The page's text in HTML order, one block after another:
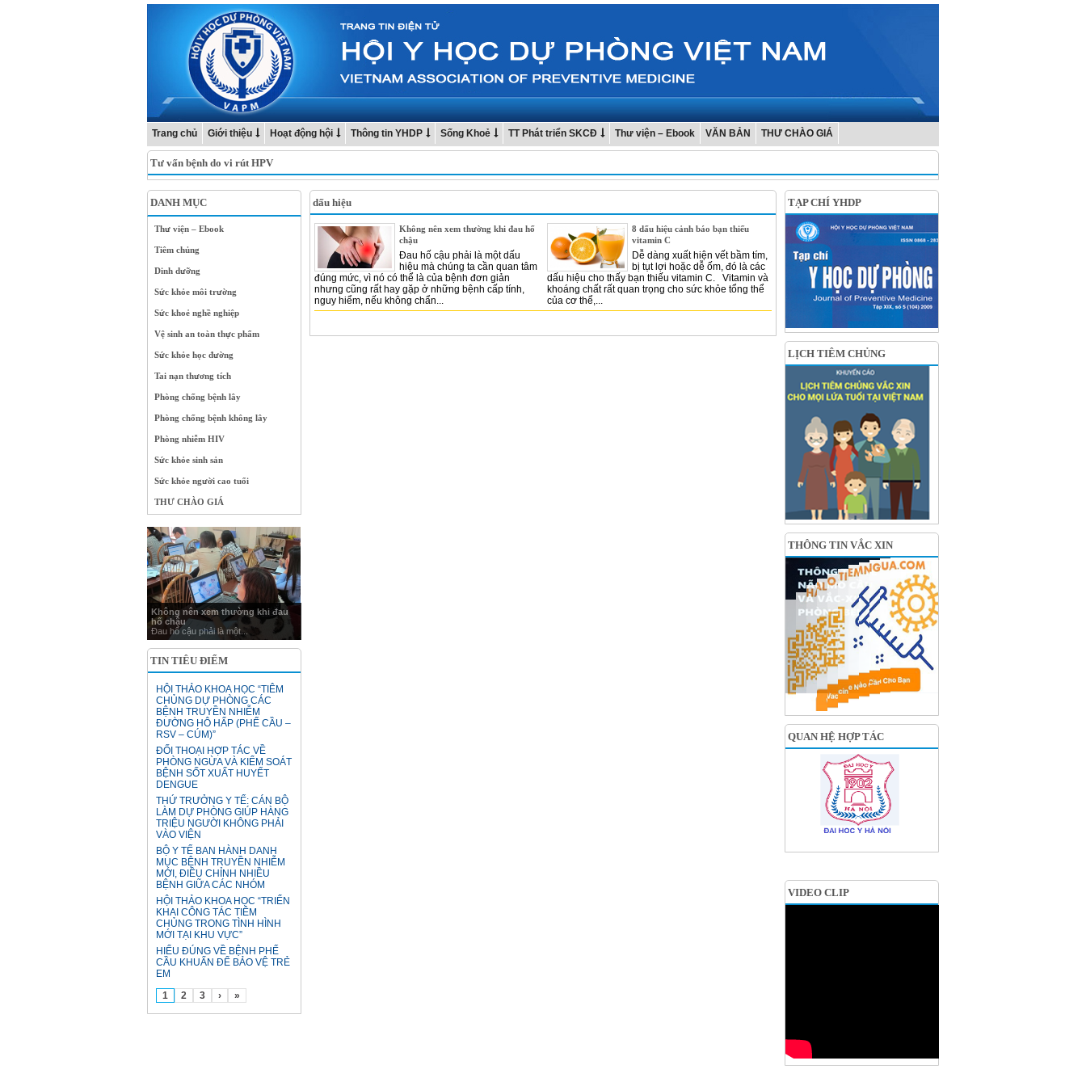
Trang chủ Giới thiệu Hoạt động hội Thông tin YHDP Sống Khoẻ TT Phát triển SKCĐ Thư viện – Ebook VĂN BẢN THƯ CHÀO GIÁ
Tư vấn bệnh do vi rút HPV
DANH MỤC
Thư viện – Ebook
Tiêm chủng
Dinh dưỡng
Sức khỏe môi trường
Sức khoẻ nghề nghiệp
Vệ sinh an toàn thực phẩm
Sức khỏe học đường
Tai nạn thương tích
Phòng chống bệnh lây
Phòng chống bệnh không lây
Phòng nhiễm HIV
Sức khỏe sinh sản
Sức khỏe người cao tuổi
THƯ CHÀO GIÁ
Không nên xem thường khi đau
hố chậu
Đau hố cậu phải là một...
TIN TIÊU ĐIỂM
HỘI THẢO KHOA HỌC “TIÊM
CHỦNG DỰ PHÒNG CÁC
BỆNH TRUYỀN NHIỄM
ĐƯỜNG HÔ HẤP (PHẾ CẦU –
RSV – CÚM)”
ĐỐI THOẠI HỢP TÁC VỀ
PHÒNG NGỪA VÀ KIỂM SOÁT
BỆNH SỐT XUẤT HUYẾT
DENGUE
THỨ TRƯỞNG Y TẾ: CÁN BỘ
LÀM DỰ PHÒNG GIÚP HÀNG
TRIỆU NGƯỜI KHÔNG PHẢI
VÀO VIỆN
BỘ Y TẾ BAN HÀNH DANH
MỤC BỆNH TRUYỀN NHIỄM
MỚI, ĐIỀU CHỈNH NHIỀU
BỆNH GIỮA CÁC NHÓM
HỘI THẢO KHOA HỌC “TRIỂN
KHAI CÔNG TÁC TIÊM
CHỦNG TRONG TÌNH HÌNH
MỚI TẠI KHU VỰC”
HIỂU ĐÚNG VỀ BỆNH PHẾ
CẦU KHUẨN ĐỂ BẢO VỆ TRẺ
EM
1
2 3 › »
dấu hiệu
Không nên xem thường khi đau hố
chậu
Đau hố cậu phải là một dấu
hiệu mà chúng ta cần quan tâm
đúng mức, vì nó có thể là của bệnh đơn giản
nhưng cũng rất hay gặp ở những bệnh cấp tính,
nguy hiểm, nếu không chẩn...
8 dấu hiệu cảnh báo bạn thiếu
vitamin C
Dễ dàng xuất hiện vết bầm tím,
bị tụt lợi hoặc dễ ốm, đó là các
dấu hiệu cho thấy bạn thiếu vitamin C. Vitamin và
khoáng chất rất quan trọng cho sức khỏe tổng thể
của cơ thể,...
TẠP CHÍ YHDP
LỊCH TIÊM CHỦNG
THÔNG TIN VẮC XIN
QUAN HỆ HỢP TÁC
VIDEO CLIP